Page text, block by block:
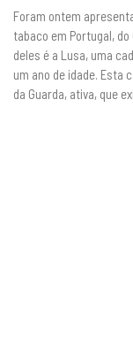
Foram ontem
tabaco em Portugal, do
deles é a Lusa, uma
um ano de idade. Esta
da Guarda, ativa, que